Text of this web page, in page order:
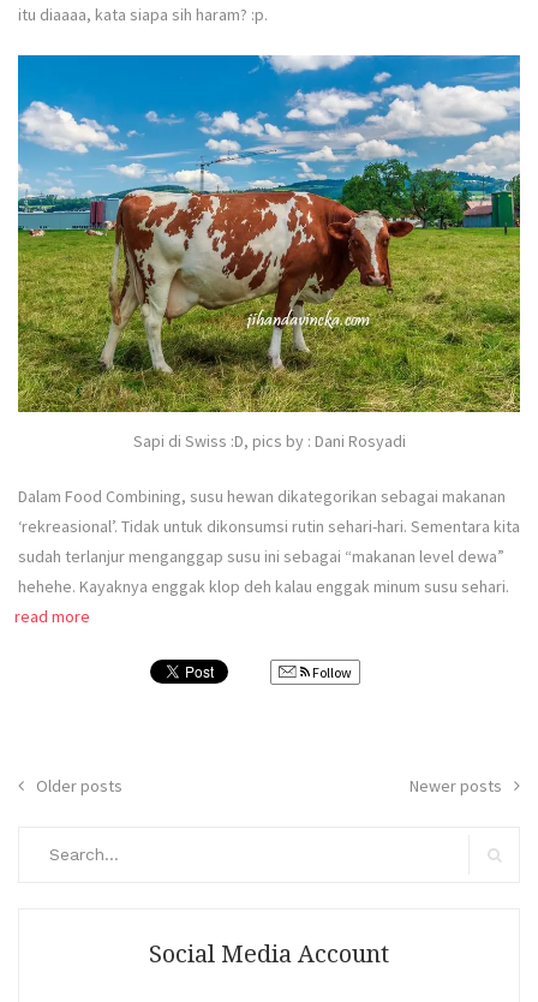
itu diaaaa, kata siapa sih haram? :p.
Sapi di Swiss :D, pics by : Dani Rosyadi
Dalam Food Combining, susu hewan dikategorikan sebagai makanan
‘rekreasional’. Tidak untuk dikonsumsi rutin sehari-hari. Sementara kita
sudah terlanjur menganggap susu ini sebagai “makanan level dewa”
hehehe. Kayaknya enggak klop deh kalau enggak minum susu sehari.
read more
Follow
Posts
Older posts Newer posts
Social Media Account